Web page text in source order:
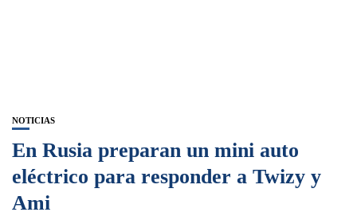
NOTICIAS
En Rusia preparan un mini auto
eléctrico para responder a Twizy y
Ami